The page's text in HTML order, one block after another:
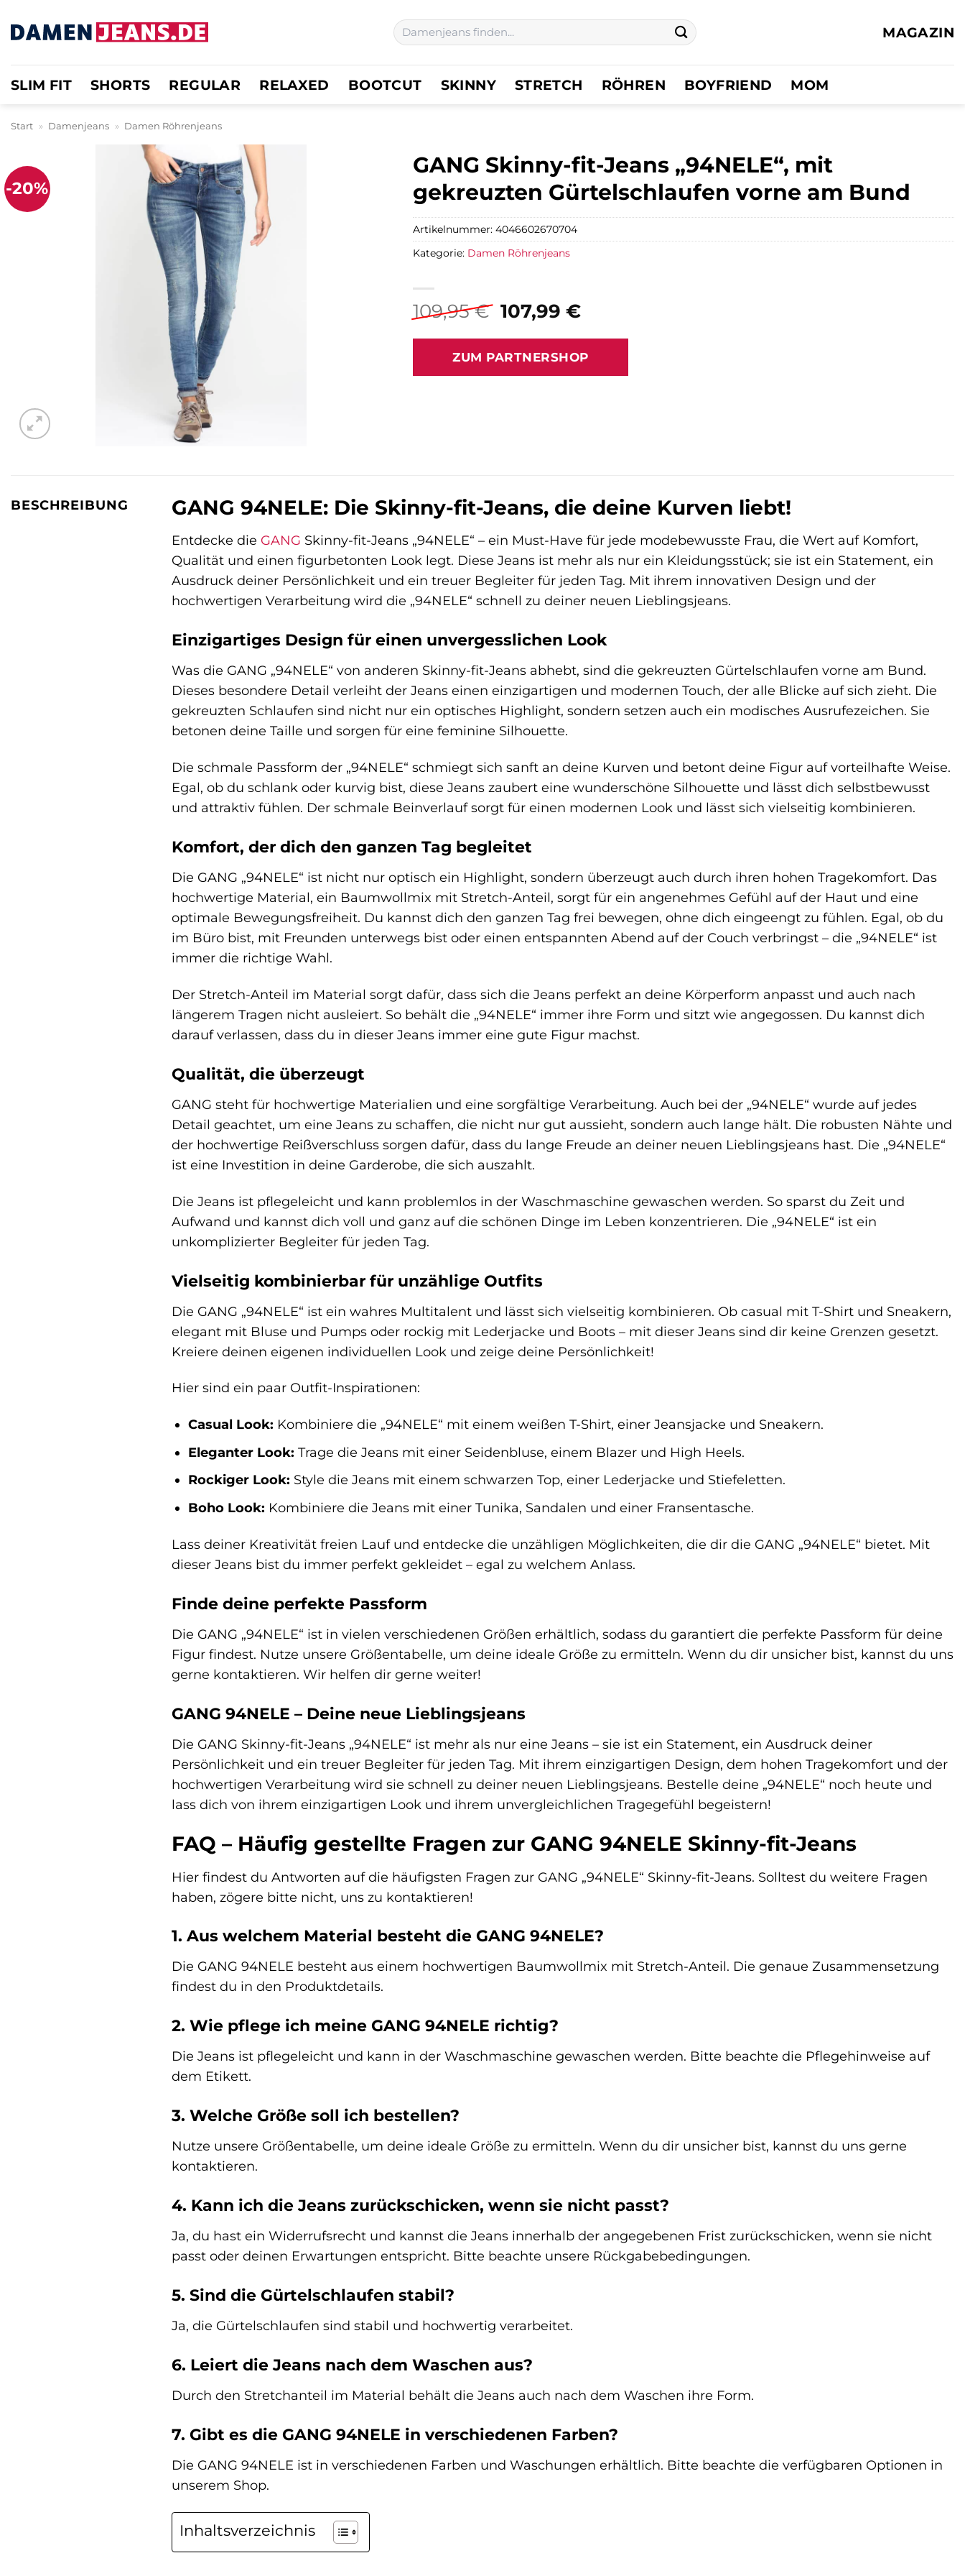
Inhalt
Suchen
nach:
MAGAZIN
SLIM FIT SHORTS REGULAR RELAXED BOOTCUT SKINNY STRETCH RÖHREN BOYFRIEND MOM
Start » Damenjeans » Damen Röhrenjeans
-20%
GANG Skinny-fit-Jeans „94NELE“, mit
gekreuzten Gürtelschlaufen vorne am Bund
109,95€ Ursprünglicher
war:
109,95 €
107,99 €Aktueller
ist:
107,99 €.
ZUM PARTNERSHOP
Artikelnummer: 4046602670704
Kategorie: Damen Röhrenjeans
BESCHREIBUNG GANG 94NELE: Die Skinny-fit-Jeans, die deine Kurven liebt!
Entdecke die GANG Skinny-fit-Jeans „94NELE“ – ein Must-Have für jede modebewusste Frau, die Wert auf Komfort,
Qualität und einen figurbetonten Look legt. Diese Jeans ist mehr als nur ein Kleidungsstück; sie ist ein Statement, ein
Ausdruck deiner Persönlichkeit und ein treuer Begleiter für jeden Tag. Mit ihrem innovativen Design und der
hochwertigen Verarbeitung wird die „94NELE“ schnell zu deiner neuen Lieblingsjeans.
Einzigartiges Design für einen unvergesslichen Look
Was die GANG „94NELE“ von anderen Skinny-fit-Jeans abhebt, sind die gekreuzten Gürtelschlaufen vorne am Bund.
Dieses besondere Detail verleiht der Jeans einen einzigartigen und modernen Touch, der alle Blicke auf sich zieht. Die
gekreuzten Schlaufen sind nicht nur ein optisches Highlight, sondern setzen auch ein modisches Ausrufezeichen. Sie
betonen deine Taille und sorgen für eine feminine Silhouette.
Die schmale Passform der „94NELE“ schmiegt sich sanft an deine Kurven und betont deine Figur auf vorteilhafte Weise.
Egal, ob du schlank oder kurvig bist, diese Jeans zaubert eine wunderschöne Silhouette und lässt dich selbstbewusst
und attraktiv fühlen. Der schmale Beinverlauf sorgt für einen modernen Look und lässt sich vielseitig kombinieren.
Komfort, der dich den ganzen Tag begleitet
Die GANG „94NELE“ ist nicht nur optisch ein Highlight, sondern überzeugt auch durch ihren hohen Tragekomfort. Das
hochwertige Material, ein Baumwollmix mit Stretch-Anteil, sorgt für ein angenehmes Gefühl auf der Haut und eine
optimale Bewegungsfreiheit. Du kannst dich den ganzen Tag frei bewegen, ohne dich eingeengt zu fühlen. Egal, ob du
im Büro bist, mit Freunden unterwegs bist oder einen entspannten Abend auf der Couch verbringst – die „94NELE“ ist
immer die richtige Wahl.
Der Stretch-Anteil im Material sorgt dafür, dass sich die Jeans perfekt an deine Körperform anpasst und auch nach
längerem Tragen nicht ausleiert. So behält die „94NELE“ immer ihre Form und sitzt wie angegossen. Du kannst dich
darauf verlassen, dass du in dieser Jeans immer eine gute Figur machst.
Qualität, die überzeugt
GANG steht für hochwertige Materialien und eine sorgfältige Verarbeitung. Auch bei der „94NELE“ wurde auf jedes
Detail geachtet, um eine Jeans zu schaffen, die nicht nur gut aussieht, sondern auch lange hält. Die robusten Nähte und
der hochwertige Reißverschluss sorgen dafür, dass du lange Freude an deiner neuen Lieblingsjeans hast. Die „94NELE“
ist eine Investition in deine Garderobe, die sich auszahlt.
Die Jeans ist pflegeleicht und kann problemlos in der Waschmaschine gewaschen werden. So sparst du Zeit und
Aufwand und kannst dich voll und ganz auf die schönen Dinge im Leben konzentrieren. Die „94NELE“ ist ein
unkomplizierter Begleiter für jeden Tag.
Vielseitig kombinierbar für unzählige Outfits
Die GANG „94NELE“ ist ein wahres Multitalent und lässt sich vielseitig kombinieren. Ob casual mit T-Shirt und Sneakern,
elegant mit Bluse und Pumps oder rockig mit Lederjacke und Boots – mit dieser Jeans sind dir keine Grenzen gesetzt.
Kreiere deinen eigenen individuellen Look und zeige deine Persönlichkeit!
Hier sind ein paar Outfit-Inspirationen:
Casual Look: Kombiniere die „94NELE“ mit einem weißen T-Shirt, einer Jeansjacke und Sneakern.
Eleganter Look: Trage die Jeans mit einer Seidenbluse, einem Blazer und High Heels.
Rockiger Look: Style die Jeans mit einem schwarzen Top, einer Lederjacke und Stiefeletten.
Boho Look: Kombiniere die Jeans mit einer Tunika, Sandalen und einer Fransentasche.
Lass deiner Kreativität freien Lauf und entdecke die unzähligen Möglichkeiten, die dir die GANG „94NELE“ bietet. Mit
dieser Jeans bist du immer perfekt gekleidet – egal zu welchem Anlass.
Finde deine perfekte Passform
Die GANG „94NELE“ ist in vielen verschiedenen Größen erhältlich, sodass du garantiert die perfekte Passform für deine
Figur findest. Nutze unsere Größentabelle, um deine ideale Größe zu ermitteln. Wenn du dir unsicher bist, kannst du uns
gerne kontaktieren. Wir helfen dir gerne weiter!
GANG 94NELE – Deine neue Lieblingsjeans
Die GANG Skinny-fit-Jeans „94NELE“ ist mehr als nur eine Jeans – sie ist ein Statement, ein Ausdruck deiner
Persönlichkeit und ein treuer Begleiter für jeden Tag. Mit ihrem einzigartigen Design, dem hohen Tragekomfort und der
hochwertigen Verarbeitung wird sie schnell zu deiner neuen Lieblingsjeans. Bestelle deine „94NELE“ noch heute und
lass dich von ihrem einzigartigen Look und ihrem unvergleichlichen Tragegefühl begeistern!
FAQ – Häufig gestellte Fragen zur GANG 94NELE Skinny-fit-Jeans
Hier findest du Antworten auf die häufigsten Fragen zur GANG „94NELE“ Skinny-fit-Jeans. Solltest du weitere Fragen
haben, zögere bitte nicht, uns zu kontaktieren!
1. Aus welchem Material besteht die GANG 94NELE?
Die GANG 94NELE besteht aus einem hochwertigen Baumwollmix mit Stretch-Anteil. Die genaue Zusammensetzung
findest du in den Produktdetails.
2. Wie pflege ich meine GANG 94NELE richtig?
Die Jeans ist pflegeleicht und kann in der Waschmaschine gewaschen werden. Bitte beachte die Pflegehinweise auf
dem Etikett.
3. Welche Größe soll ich bestellen?
Nutze unsere Größentabelle, um deine ideale Größe zu ermitteln. Wenn du dir unsicher bist, kannst du uns gerne
kontaktieren.
4. Kann ich die Jeans zurückschicken, wenn sie nicht passt?
Ja, du hast ein Widerrufsrecht und kannst die Jeans innerhalb der angegebenen Frist zurückschicken, wenn sie nicht
passt oder deinen Erwartungen entspricht. Bitte beachte unsere Rückgabebedingungen.
5. Sind die Gürtelschlaufen stabil?
Ja, die Gürtelschlaufen sind stabil und hochwertig verarbeitet.
6. Leiert die Jeans nach dem Waschen aus?
Durch den Stretchanteil im Material behält die Jeans auch nach dem Waschen ihre Form.
7. Gibt es die GANG 94NELE in verschiedenen Farben?
Die GANG 94NELE ist in verschiedenen Farben und Waschungen erhältlich. Bitte beachte die verfügbaren Optionen in
unserem Shop.
Inhaltsverzeichnis